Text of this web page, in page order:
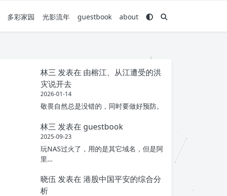
多彩家园 光影流年 guestbook about
林三 发表在 由榕江、从江遭受的洪
灾说开去
2026-01-14
敬畏自然总是没错的，同时要做好预防。
林三 发表在 guestbook
2025-09-23
玩NAS过火了，用的是其它域名，但是阿
里…
晓伍 发表在 港股中国平安的综合分
析